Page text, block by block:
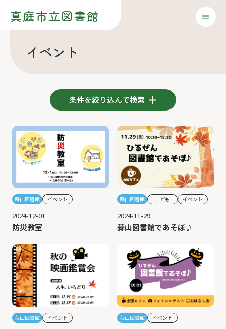
真庭市立図書館
イベント
条件を絞り込んで検索
蒜山図書館 イベント
2024-12-01
防災教室
蒜山図書館 こども イベント
2024-11-29
蒜山図書館であそぼ♪
蒜山図書館 イベント 蒜山図書館 イベント